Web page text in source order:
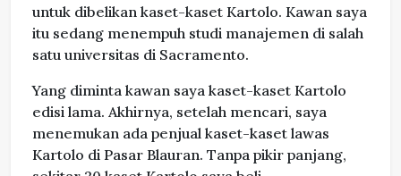
untuk dibelikan kaset-kaset Kartolo. Kawan saya
itu sedang menempuh studi manajemen di salah
satu universitas di Sacramento.
Yang diminta kawan saya kaset-kaset Kartolo
edisi lama. Akhirnya, setelah mencari, saya
menemukan ada penjual kaset-kaset lawas
Kartolo di Pasar Blauran. Tanpa pikir panjang,